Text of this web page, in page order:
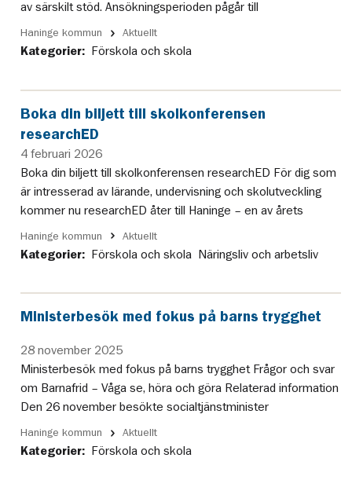
av särskilt stöd. Ansökningsperioden pågår till
Haninge kommun Aktuellt
Kategorier: Förskola och skola
Boka din biljett till skolkonferensen
researchED
4 februari 2026
Boka din biljett till skolkonferensen researchED För dig som
är intresserad av lärande, undervisning och skolutveckling
kommer nu researchED åter till Haninge – en av årets
Haninge kommun Aktuellt
Kategorier: Förskola och skola Näringsliv och arbetsliv
Ministerbesök med fokus på barns trygghet
28 november 2025
Ministerbesök med fokus på barns trygghet Frågor och svar
om Barnafrid – Våga se, höra och göra Relaterad information
Den 26 november besökte socialtjänstminister
Haninge kommun Aktuellt
Kategorier: Förskola och skola